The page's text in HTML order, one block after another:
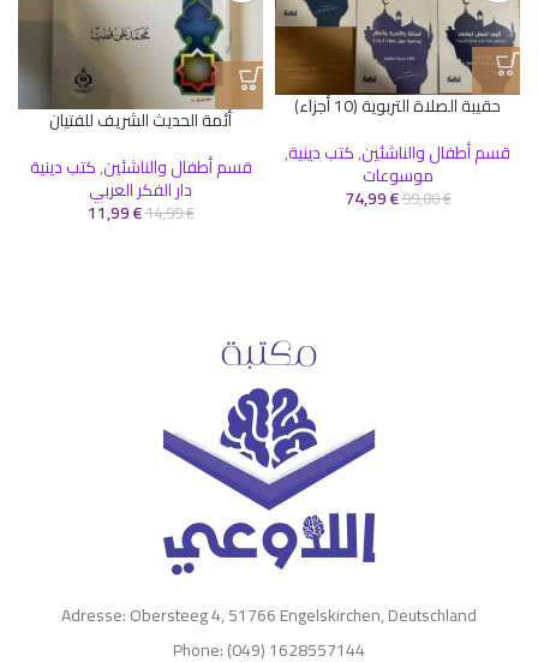
حقيبة الصلاة التربوية (10 أجزاء)
قسم أطفال والناشئين,كتب دينية,
موسوعات
99,00€
74,99€
أئمة الحديث الشريف للفتيان
قسم أطفال والناشئين,كتب دينية
دار الفكر العربي
14,99€
11,99€
Adresse: Obersteeg 4, 51766 Engelskirchen, Deutschland
Phone: (049) 1628557144